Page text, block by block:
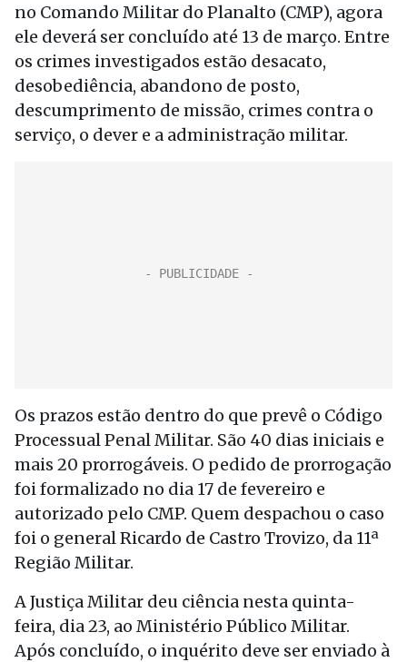
no Comando Militar do Planalto (CMP), agora
ele deverá ser concluído até 13 de março. Entre
os crimes investigados estão desacato,
desobediência, abandono de posto,
descumprimento de missão, crimes contra o
serviço, o dever e a administração militar.
Os prazos estão dentro do que prevê o Código
Processual Penal Militar. São 40 dias iniciais e
mais 20 prorrogáveis. O pedido de prorrogação
foi formalizado no dia 17 de fevereiro e
autorizado pelo CMP. Quem despachou o caso
foi o general Ricardo de Castro Trovizo, da 11ª
Região Militar.
A Justiça Militar deu ciência nesta quinta-
feira, dia 23, ao Ministério Público Militar.
Após concluído, o inquérito deve ser enviado à